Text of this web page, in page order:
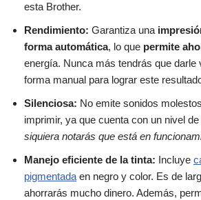
esta Brother.
Rendimiento: Garantiza una
forma automática, lo que permite
energía. Nunca más tendrás que darle
forma manual para lograr este
Silenciosa: No emite sonidos
imprimir, ya que cuenta con un nivel
siquiera notarás que está en
Manejo eficiente de la tinta: Incluye
pigmentada en negro y color. Es de
ahorrarás mucho dinero. Además,